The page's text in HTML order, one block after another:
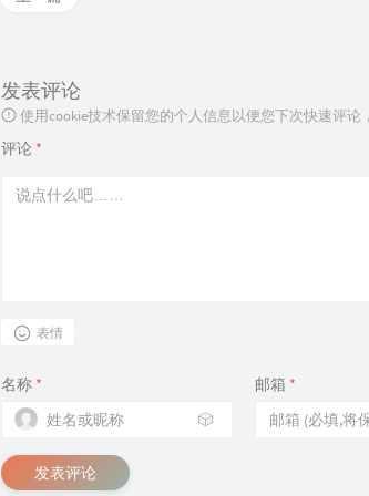
发表评论
使用cookie技术保留您的个人信息以便您下次快速评
评论 *
表情
名称 *
🎲
邮箱 *
发表评论